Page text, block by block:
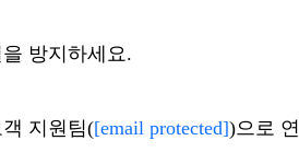
방지하세요.
지원팀([email protected])으로 연